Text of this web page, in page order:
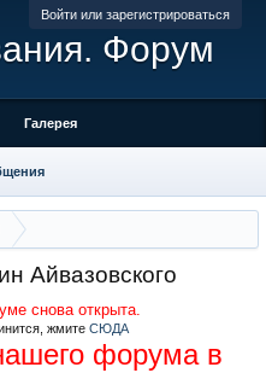
Войти или зарегистрироваться
Айвазовского
снова открыта.
жмите СЮДА
форума в
Форум
Галерея